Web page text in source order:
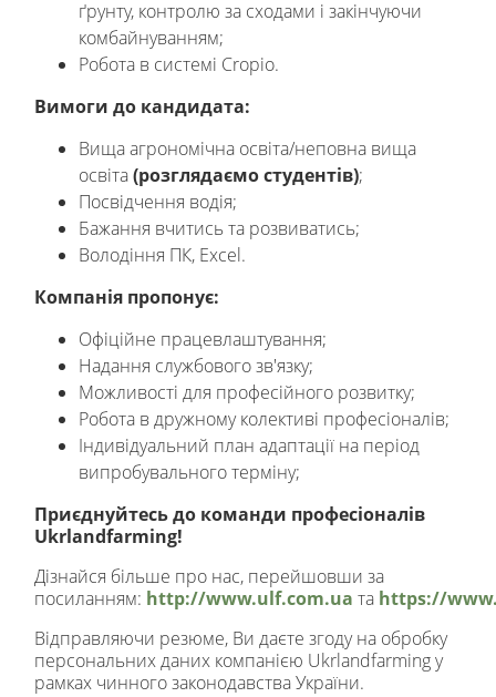
ґрунту, контролю за сходами і закінчуючи
комбайнуванням;
Робота в системі Cropio.
Вимоги до кандидата:
Вища агрономічна освіта/неповна вища
освіта(розглядаємо студентів);
Посвідчення водія;
Бажання вчитись та розвиватись;
Володіння ПК, Excel.
Компанія пропонує:
Офіційне працевлаштування;
Надання службового зв'язку;
Можливості для професійного розвитку;
Робота в дружному колективі професіоналів;
Індивідуальний план адаптації на період
випробувального терміну;
Приєднуйтесь до команди професіоналів
Ukrlandfarming!
Дізнайся більше про нас, перейшовши за
посиланням: http://www.ulf.com.ua та https://
Відправляючи резюме, Ви даєте згоду на обробку
персональних даних компанією Ukrlandfarming у
рамках чинного законодавства України.